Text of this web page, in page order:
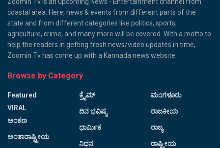
coastal area. Here, news & events from different parts of the
state and from different categories like politics, sports,
agriculture, crime, and many more will be covered. With a motto to
help the readers in getting fresh news/video updates in time,
Zoomin Tv has come up with a Kannada news website.
Browse by Category
Featured
VIRAL
ಅಂಕಣ
ಅಂತಾರಾಷ್ಟ್ರೀಯ
ಕ್ರೈಮ್
ದಿನ ಭವಿಷ್ಯ
ಧಾರ್ಮಿಕ
ನಿಧನ
ಮಂಗಳೂರು
ರಾಜಕೀಯ
ರಾಜ್ಯ
ರಾಷ್ಟ್ರೀಯ